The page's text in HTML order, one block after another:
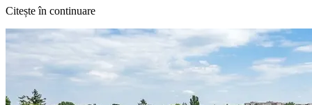
Citește în continuare